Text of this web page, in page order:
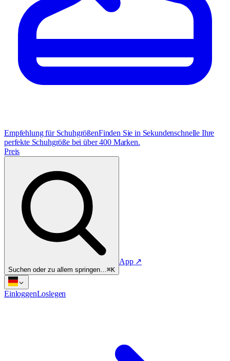
Empfehlung für SchuhgrößenFinden Sie in Sekundenschnelle Ihre
perfekte Schuhgröße bei über 400 Marken.
Preis
Suchen oder zu allem springen…⌘K
App ↗
EinloggenLoslegen